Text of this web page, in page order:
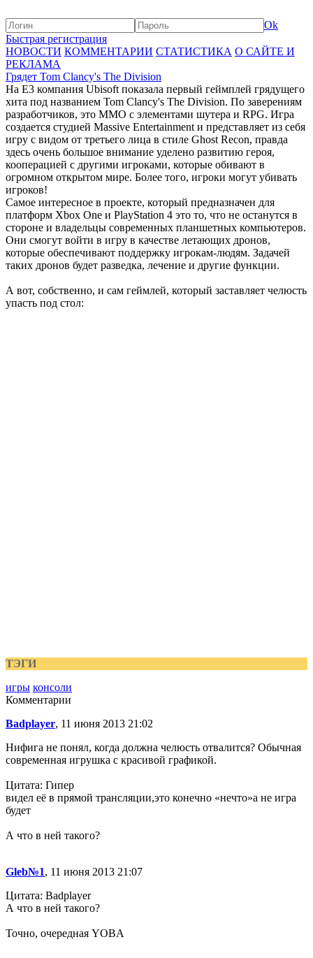
Ok
Быстрая регистрация
НОВОСТИ КОММЕНТАРИИ СТАТИСТИКА О САЙТЕ И
РЕКЛАМА
Грядет Tom Clancy's The Division
На E3 компания Ubisoft показала первый геймплей грядущего
хита под названием Tom Clancy's The Division. По заверениям
разработчиков, это MMO с элементами шутера и RPG. Игра
создается студией Massive Entertainment и представляет из себя
игру с видом от третьего лица в стиле Ghost Recon, правда
здесь очень большое внимание уделено развитию героя,
кооперацией с другими игроками, которые обивают в
огромном открытом мире. Более того, игроки могут убивать
игроков!
Самое интересное в проекте, который предназначен для
платформ Xbox One и PlayStation 4 это то, что не останутся в
стороне и владельцы современных планшетных компьютеров.
Они смогут войти в игру в качестве летающих дронов,
которые обеспечивают поддержку игрокам-людям. Задачей
таких дронов будет разведка, лечение и другие функции.
А вот, собственно, и сам геймлей, который заставляет челюсть
упасть под стол:
ТЭГИ
игры консоли
Комментарии
Badplayer, 11 июня 2013 21:02
Нифига не понял, когда должна челюсть отвалится? Обычная
современная игрушка с красивой графикой.
Цитата: Гипер
видел её в прямой трансляции,это конечно «нечто»а не игра
будет
А что в ней такого?
Gleb№1, 11 июня 2013 21:07
Цитата: Badplayer
А что в ней такого?
Точно, очередная YOBA